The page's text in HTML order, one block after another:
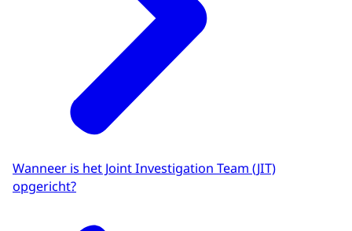
Wanneer is het Joint Investigation Team (JIT)
opgericht?